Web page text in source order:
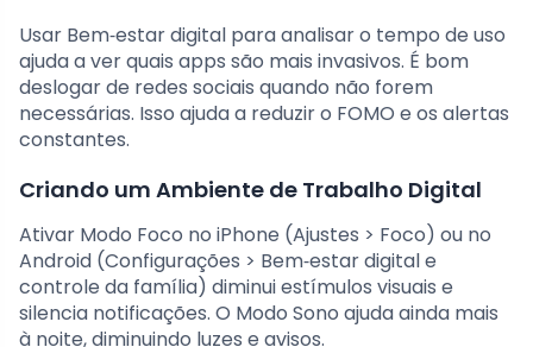
Usar Bem‑estar digital para analisar o tempo de uso
ajuda a ver quais apps são mais invasivos. É bom
deslogar de redes sociais quando não forem
necessárias. Isso ajuda a reduzir o FOMO e os alertas
constantes.
Criando um Ambiente de Trabalho Digital
Ativar Modo Foco no iPhone (Ajustes > Foco) ou no
Android (Configurações > Bem‑estar digital e
controle da família) diminui estímulos visuais e
silencia notificações. O Modo Sono ajuda ainda mais
à noite, diminuindo luzes e avisos.